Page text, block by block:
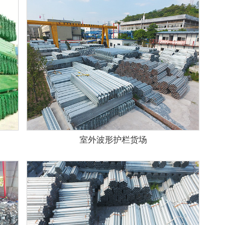
室外波形护栏货场